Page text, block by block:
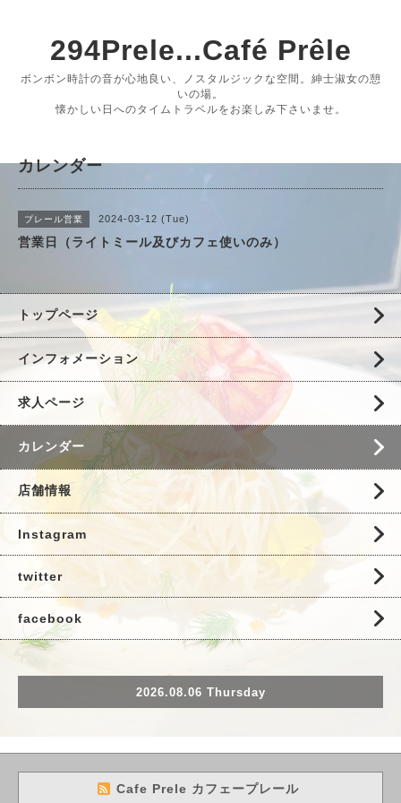
294Prele...Café Prêle
ボンボン時計の音が心地良い、ノスタルジックな空間。紳士淑女の憩
いの場。
懐かしい日へのタイムトラベルをお楽しみ下さいませ。
カレンダー
プレール営業 2024-03-12 (Tue)
営業日（ライトミール及びカフェ使いのみ）
トップページ
インフォメーション
求人ページ
カレンダー
店舗情報
Instagram
twitter
facebook
2026.08.06 Thursday
Cafe Prele カフェープレール